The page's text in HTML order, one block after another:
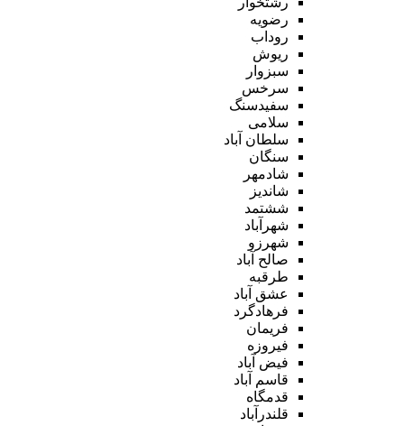
رضویه
روداب
ریوش
سبزوار
سرخس
سفیدسنگ
سلامی
سلطان آباد
سنگان
شادمهر
شاندیز
ششتمد
شهرآباد
شهرزو
صالح آباد
طرقبه
عشق آباد
فرهادگرد
فریمان
فیروزه
فیض آباد
قاسم آباد
قدمگاه
قلندرآباد